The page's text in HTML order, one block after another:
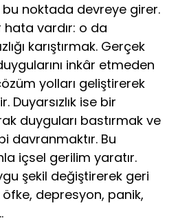
bu noktada devreye girer.
hata vardır: o da
karıştırmak. Gerçek
inkâr etmeden
yolları geliştirerek
Duyarsızlık ise bir
duyguları bastırmak ve
davranmaktır. Bu
içsel gerilim yaratır.
şekil değiştirerek geri
depresyon, panik,